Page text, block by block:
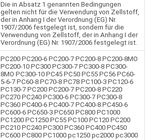
Die in Absatz 1 genannten Bedingungen
gelten nicht für die Verwendung von Zellstoff,
der in Anhang I der Verordnung (EG) Nr.
1907/2006 festgelegt ist, sondern für die
Verwendung von Zellstoff, der in Anhang I der
Verordnung (EG) Nr. 1907/2006 festgelegt ist.
PC200 PC200-6 PC200-7 PC200-8 PC200-8MO
PC200-10 PC300 PC300-7 PC300-8 PC300-
8MO PC300-10 PC45 PC50 PC55 PC56 PC60-
5-6-7 PC60-8 PC70-8 PC78 PC100-3 PC120-6
PC130-7 PC200 PC200-7 PC200-8 PC220
PC270 PC240 PC300-6 PC300-7 PC300-8
PC360 PC400-6 PC400-7 PC400-8 PC450-6
PC600-6 PC650-3 PC650 PC800 PC1000
PC1200 PC1250 PC55 PC100 PC120 PC200
PC210 PC240 PC300 PC360 PC400 PC450
PC600 PC800 PC1000 pc1250 pc2000 pc3000